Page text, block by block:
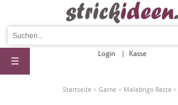
Login Kasse
☰
Startseite» Garne» Malabrigo Rasta »